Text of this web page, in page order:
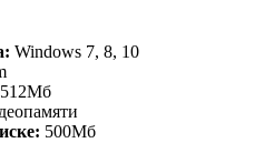
Windows 7, 8, 10
512Мб
500Мб